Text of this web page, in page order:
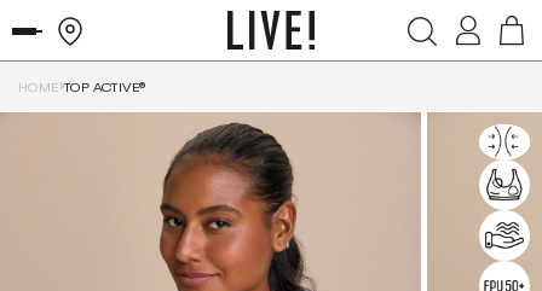
HOME TOP ACTIVE®